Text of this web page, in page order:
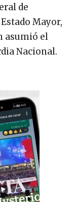
de
Mayor,
asumió el
Nacional.